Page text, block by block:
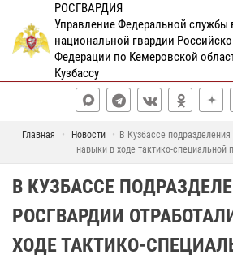
РОСГВАРДИЯ
Управление Федеральной службы
национальной гвардии
Федерации по Кемеровской
Кузбассу
Главная Новости
В Кузбассе
навыки в ходе тактико-специальной
В КУЗБАССЕ
РОСГВАРДИИ
ХОДЕ ТАКТИКО-